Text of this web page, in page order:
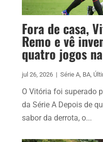
Fora de casa,
Remo e vê
quatro jogos
jul 26, 2026 | Série A, BA,
O Vitória foi superado
da Série A Depois de
sabor da derrota, o...